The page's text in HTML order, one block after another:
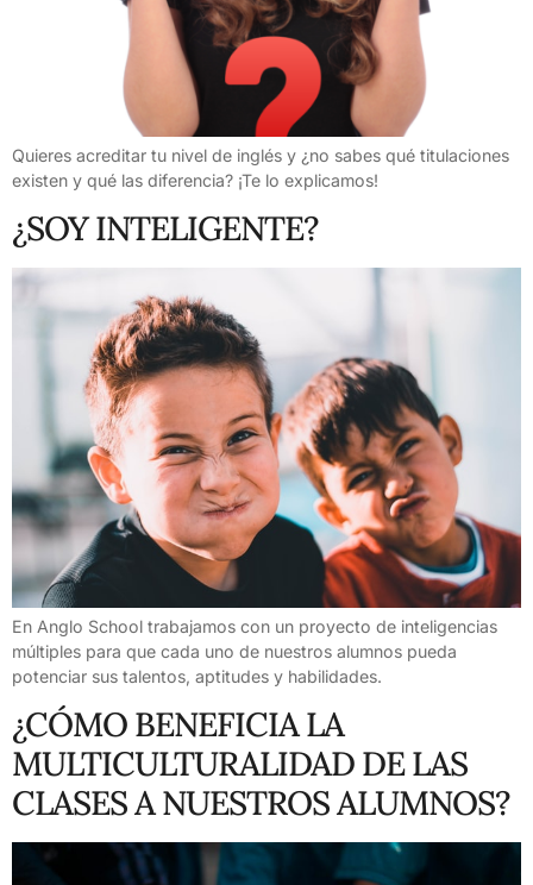
Quieres acreditar tu nivel de inglés y ¿no sabes qué titulaciones
existen y qué las diferencia? ¡Te lo explicamos!
¿SOY INTELIGENTE?
En Anglo School trabajamos con un proyecto de inteligencias
múltiples para que cada uno de nuestros alumnos pueda
potenciar sus talentos, aptitudes y habilidades.
¿CÓMO BENEFICIA LA
MULTICULTURALIDAD DE LAS
CLASES A NUESTROS ALUMNOS?